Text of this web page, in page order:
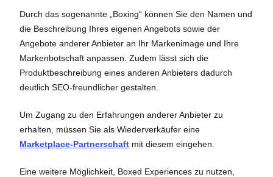
Durch das sogenannte „Boxing“ können Sie den Namen und
die Beschreibung Ihres eigenen Angebots sowie der
Angebote anderer Anbieter an Ihr Markenimage und Ihre
Markenbotschaft anpassen. Zudem lässt sich die
Produktbeschreibung eines anderen Anbieters dadurch
deutlich SEO-freundlicher gestalten.
Um Zugang zu den Erfahrungen anderer Anbieter zu
erhalten, müssen Sie als Wiederverkäufer eine
Marketplace-Partnerschaft mit diesem eingehen.
Eine weitere Möglichkeit, Boxed Experiences zu nutzen,